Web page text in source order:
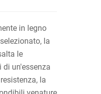
in legno
la
le
un'essenza
la